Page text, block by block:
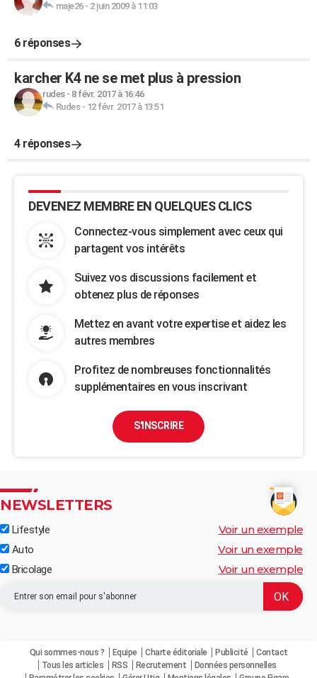
maje26- 2 juin 2009 à 11:03
6 réponses
karcher K4 ne se met plus à pression
rudes- 8 févr. 2017 à 16:46
Rudes- 12 févr. 2017 à 13:51
4 réponses
DEVENEZ MEMBRE EN QUELQUES CLICS
Connectez-vous simplement avec ceux qui
partagent vos intérêts
Suivez vos discussions facilement et
obtenez plus de réponses
Mettez en avant votre expertise et aidez les
autres membres
Profitez de nombreuses fonctionnalités
supplémentaires en vous inscrivant
S'INSCRIRE
NEWSLETTERS
Lifestyle Voir un exemple
Auto Voir un exemple
Bricolage Voir un exemple
Qui sommes-nous ? Equipe Charte éditoriale Publicité
Contact
Tous les articles
RSS Recrutement
Données personnelles